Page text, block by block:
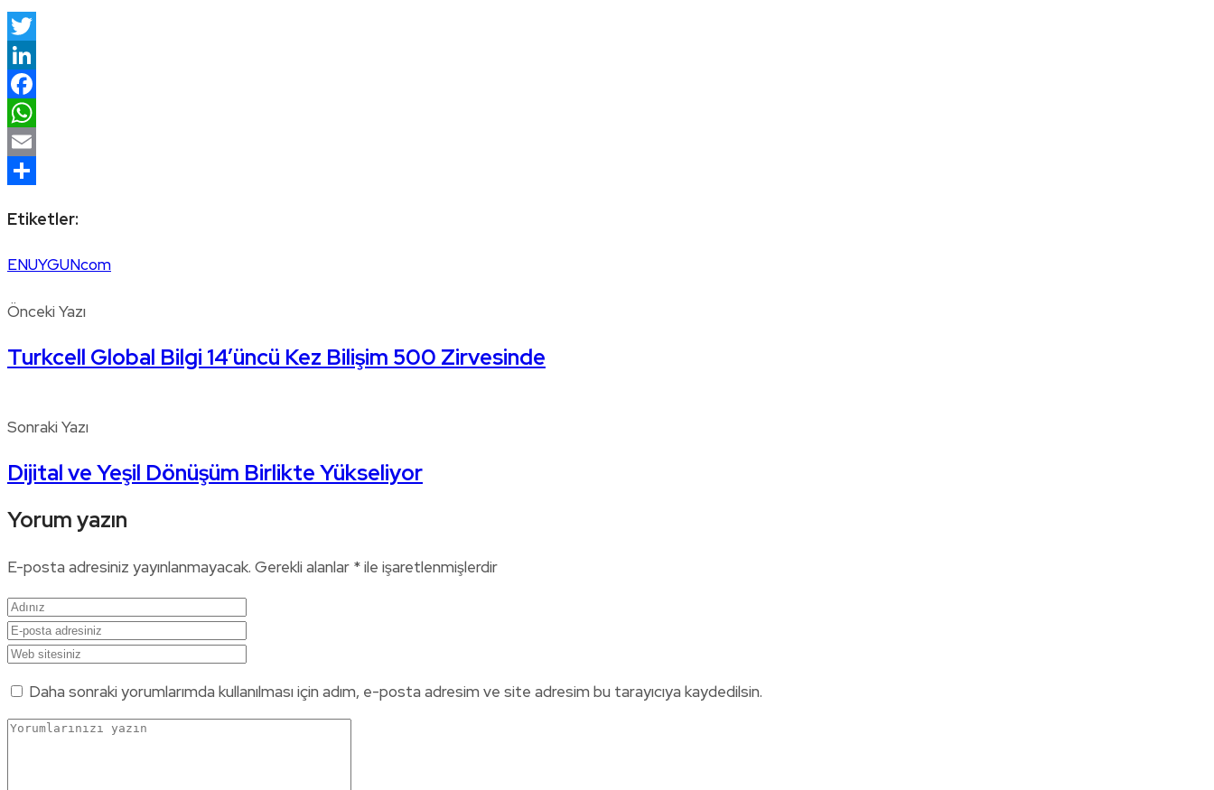
Twitter
LinkedIn
Facebook
WhatsApp
Email
Etiketler:
ENUYGUNcom
Önceki Yazı
Turkcell Global Bilgi 14’üncü Kez Bilişim 500 Zirvesinde
Sonraki Yazı
Dijital ve Yeşil Dönüşüm Birlikte Yükseliyor
Yorum yazın
E-posta adresiniz yayınlanmayacak. Gerekli alanlar *ile işaretlenmişlerdir
Daha sonraki yorumlarımda kullanılması için adım, e-posta adresim ve site adresim bu tarayıcıya kaydedilsin.